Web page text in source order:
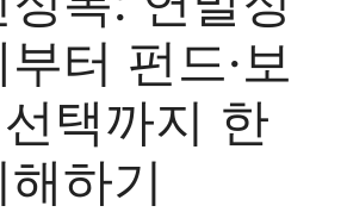
터 펀드·보
선택까지 한
하기